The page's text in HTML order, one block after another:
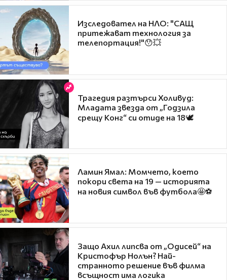
Изследовател на НЛО: "САЩ
притежават технология за
телепортация!"😯💥
Трагедия разтърси Холивуд:
Младата звезда от „Годзила
срещу Конг“ си отиде на 18🕊️
Ламин Ямал: Момчето, което
покори света на 19 — историята
на новия символ във футбола🤩⚽
Защо Ахил липсва от „Одисей“ на
Кристофър Нолън? Най-
странното решение във филма
всъщност има логика